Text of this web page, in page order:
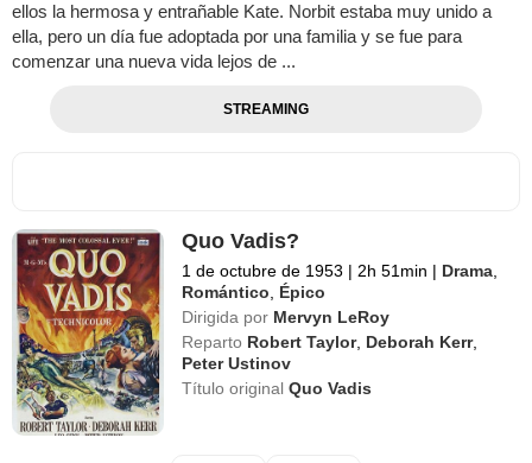
ellos la hermosa y entrañable Kate. Norbit estaba muy unido a
ella, pero un día fue adoptada por una familia y se fue para
comenzar una nueva vida lejos de ...
STREAMING
Quo Vadis?
1 de octubre de 1953 | 2h 51min | Drama
Romántico
Épico
Dirigida por Mervyn LeRoy
Reparto Robert Taylor, Deborah Kerr,
Peter Ustinov
Título originalQuo Vadis